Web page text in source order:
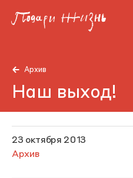
Архив
Наш выход!
23 октября 2013
Архив